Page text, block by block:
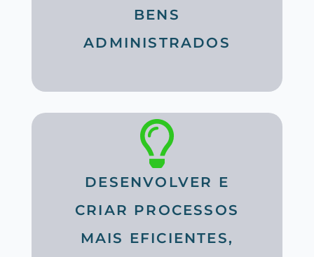
BENS
ADMINISTRADOS
DESENVOLVER E
CRIAR PROCESSOS
MAIS EFICIENTES,